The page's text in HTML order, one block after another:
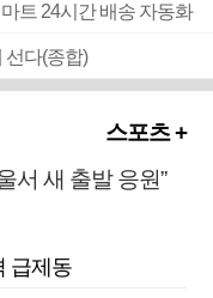
트 24시간 배송 자동화
선다(종합)
스포츠 +
서 새 출발 응원”
급제동